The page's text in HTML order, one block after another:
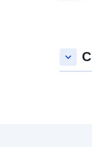
keyboard_arrow_down